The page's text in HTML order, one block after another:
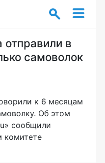
отправили в
самоволок
к 6 месяцам
Об этом
сообщили
комитете